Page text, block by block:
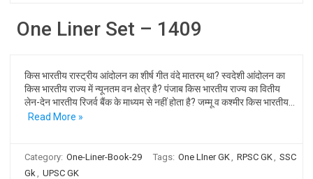
One Liner Set – 1409
किस भारतीय रास्ट्रीय आंदोलन का शीर्ष गीत वंदे मातरम् था? स्वदेशी आंदोलन का
किस भारतीय राज्य में न्यूनतम वन क्षेत्र है? पंजाब किस भारतीय राज्य का वितीय
लेन-देन भारतीय रिजर्व बैंक के माध्यम से नहीं होता है? जम्मू व कश्मीर किस भारतीय…
Read More »
Category: One-Liner-Book-29 Tags: One LIner GK, RPSC GK, SSC
Gk, UPSC GK